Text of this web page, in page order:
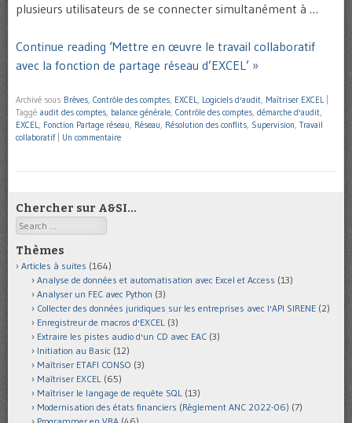
plusieurs utilisateurs de se connecter simultanément à …
Continue reading ‘Mettre en œuvre le travail collaboratif
avec la fonction de partage réseau d’EXCEL’ »
Archivé sous Brèves, Contrôle des comptes, EXCEL, Logiciels d'audit, Maîtriser EXCEL
Taggé audit des comptes, balance générale, Contrôle des comptes, démarche d'audit,
EXCEL, Fonction Partage réseau, Réseau, Résolution des conflits, Supervision, Travail
collaboratif
Un commentaire
Chercher sur A&SI…
Search
Thèmes
Articles à suites (164)
Analyse de données et automatisation avec Excel et Access (13)
Analyser un FEC avec Python (3)
Collecter des données juridiques sur les entreprises avec l'API SIRENE (2)
Enregistreur de macros d'EXCEL (3)
Extraire les pistes audio d'un CD avec EAC (3)
Initiation au Basic (12)
Maîtriser ETAFI CONSO (3)
Maîtriser EXCEL (65)
Maîtriser le langage de requête SQL (13)
Modernisation des états financiers (Règlement ANC 2022-06) (7)